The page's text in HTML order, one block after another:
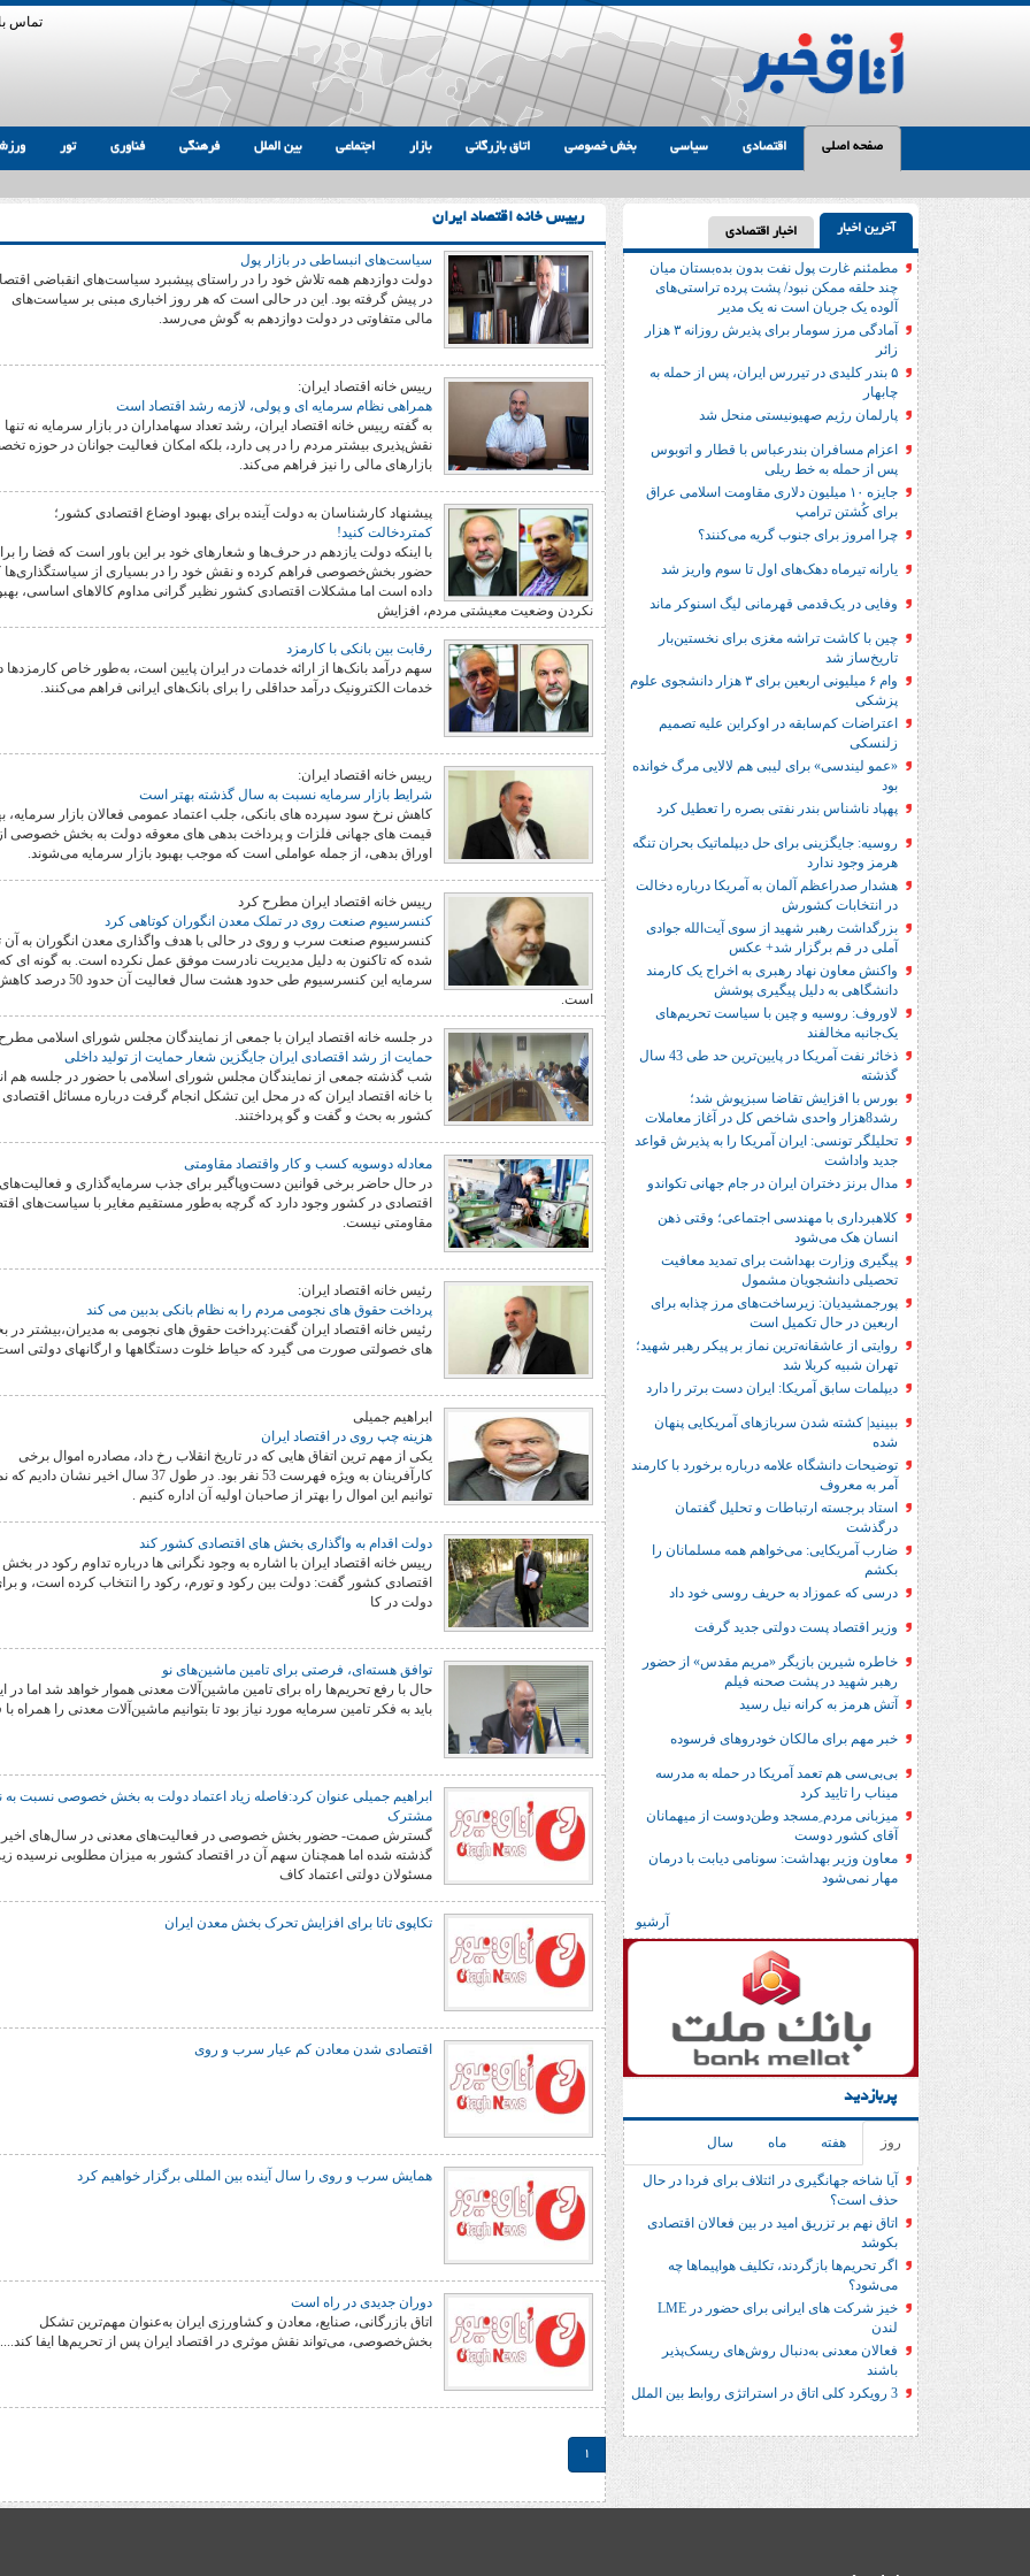
تماس
صفحه اصلی اقتصادی سیاسی بخش خصوصی اتاق بازرگانی بازار اجتماعی بین الملل فرهنگی فناوری تور
آخرین اخبار اخبار اقتصادی
مطمئنم غارت پول نفت بدون بده‌بستان میان
چند حلقه ممکن نبود/ پشت پرده تراستی‌‌های
آلوده یک جریان است نه یک مدیر
آمادگی مرز سومار برای پذیرش روزانه ۳ هزار
زائر
۵ بندر کلیدی در تیررس ایران، پس از حمله به
چابهار
پارلمان رژیم صهیونیستی منحل شد
اعزام مسافران بندرعباس با قطار و اتوبوس
پس از حمله به خط ریلی
جایزه ۱۰ میلیون دلاری مقاومت اسلامی عراق
برای کُشتن ترامپ
چرا امروز برای جنوب گریه می‌کنند؟
یارانه تیرماه دهک‌های اول تا سوم واریز شد
وفایی در یک‎‌قدمی قهرمانی لیگ اسنوکر ماند
چین با کاشت تراشه مغزی برای نخستین‌بار
تاریخ‌ساز شد
وام ۶ میلیونی اربعین برای ۳ هزار دانشجوی علوم
پزشکی
اعتراضات کم‌سابقه در اوکراین علیه تصمیم
زلنسکی
«عمو لیندسی» برای لیبی هم لالایی مرگ خوانده
بود
پهپاد ناشناس بندر نفتی بصره را تعطیل کرد
روسیه: جایگزینی برای حل‌ دیپلماتیک بحران تنگه
هرمز وجود ندارد
هشدار صدراعظم آلمان به آمریکا درباره دخالت
در انتخابات کشورش
بزرگداشت رهبر شهید از سوی آیت‌الله جوادی
آملی در قم برگزار شد+ عکس
واکنش معاون نهاد رهبری به اخراج یک کارمند
دانشگاهی به دلیل پیگیری پوشش
لاوروف: روسیه و چین با سیاست تحریم‌های
یک‌جانبه مخالفند
ذخائر نفت آمریکا در پایین‌ترین حد طی 43 سال
گذشته
بورس با افزایش تقاضا سبزپوش شد؛
رشد8هزار واحدی شاخص کل در آغاز معاملات
تحلیلگر تونسی: ایران آمریکا را به پذیرش قواعد
جدید واداشت
مدال برنز دختران ایران در جام جهانی تکواندو
کلاهبرداری با مهندسی اجتماعی؛ وقتی ذهن
انسان هک می‌شود
پیگیری وزارت بهداشت برای تمدید معافیت
تحصیلی دانشجویان مشمول
پورجمشیدیان: زیرساخت‌های مرز چذابه برای
اربعین در حال تکمیل است
روایتی از عاشقانه‌ترین نماز بر پیکر رهبر شهید؛‌
تهران‌ شبیه کربلا شد
دیپلمات سابق آمریکا: ایران دست برتر را دارد
ببینید| کشته شدن سربازهای آمریکایی پنهان
شده
توضیحات دانشگاه علامه درباره برخورد با کارمند
آمر به معروف
استاد برجسته ارتباطات و تحلیل گفتمان
درگذشت
ضارب آمریکایی: می‌خواهم همه مسلمانان را
بکشم
درسی که عموزاد به حریف روسی خود داد
وزیر اقتصاد پست دولتی جدید گرفت
خاطره شیرین بازیگر «مریم مقدس» از حضور
رهبر شهید در پشت صحنه فیلم
آتش هرمز به کرانه نیل رسید
خبر مهم برای مالکان خودروهای فرسوده
بی‌بی‌سی هم تعمد آمریکا در حمله به مدرسه
میناب را تایید کرد
میزبانی مردم ِمسجد وطن‌دوست از میهمانان
آقای کشور دوست
معاون وزیر بهداشت: سونامی دیابت با درمان
مهار نمی‌شود
آرشیو
پربازدید
روز هفته ماه سال
آیا شاخه جهانگیری در ائتلاف برای فردا در حال
حذف است؟
اتاق نهم بر تزریق امید در بین فعالان اقتصادی
بکوشد
اگر تحریم‌ها بازگردند، تکلیف هواپیماها چه
می‌شود؟
خیز شرکت های ایرانی برای حضور در LME
لندن
فعالان معدنی به‌دنبال روش‌های ریسک‌پذیر
باشند
3 رویکرد کلی اتاق در استراتژی روابط بین الملل
رییس خانه اقتصاد ایران
سیاست‌های انبساطی در بازار پول
دولت دوازدهم همه تلاش خود را در راستای پیشبرد سیاست‌های انقباضی
در پیش گرفته بود. این در حالی است که هر روز اخباری مبنی بر سیاست‌های
مالی متفاوتی در دولت دوازدهم به گوش می‌رسد.
رییس خانه اقتصاد ایران:
همراهی نظام سرمایه ای و پولی، لازمه رشد اقتصاد است
به گفته رییس خانه اقتصاد ایران، رشد تعداد سهامداران در بازار سرمایه نه تنها
نقش‌پذیری بیشتر مردم را در پی دارد، بلکه امکان فعالیت جوانان در حوزه
بازارهای مالی را نیز فراهم می‌کند.
پیشنهاد کارشناسان به دولت آینده برای بهبود اوضاع اقتصادی کشور؛
کمتردخالت کنید!
با اینکه دولت یازدهم در حرف‌ها و شعارهای خود بر این باور است که فضا را
حضور بخش‌خصوصی فراهم کرده و نقش خود را در بسیاری از
داده است اما مشکلات اقتصادی کشور نظیر گرانی مداوم کالاهای اساسی،
نکردن وضعیت معیشتی مردم، افزایش
رقابت بین بانکی با کارمزد
سهم درآمد بانک‌ها از ارائه خدمات در ایران پایین است، به‌طور خاص کارمزدها
خدمات الکترونیک درآمد حداقلی را برای بانک‌های ایرانی فراهم می‌کنند.
رییس خانه اقتصاد ایران:
شرایط بازار سرمایه نسبت به سال گذشته بهتر است
کاهش نرخ سود سپرده های بانکی، جلب اعتماد عمومی فعالان بازار سرمایه،
قیمت های جهانی فلزات و پرداخت بدهی های معوقه دولت به بخش خصوصی
اوراق بدهی، از جمله عواملی است که موجب بهبود بازار سرمایه می‌شوند.
رییس خانه اقتصاد ایران مطرح کرد
کنسرسیوم صنعت روی در تملک معدن انگوران کوتاهی کرد
کنسرسیوم صنعت سرب و روی در حالی با هدف واگذاری معدن انگوران به
شده که تاکنون به دلیل مدیریت نادرست موفق عمل نکرده است. به گونه ای که
سرمایه این کنسرسیوم طی حدود هشت سال فعالیت
است.
در جلسه خانه اقتصاد ایران با جمعی از نمایندگان مجلس شورای اسلامی
حمایت از رشد اقتصادی ایران جایگزین شعار حمایت از تولید داخلی
شب گذشته جمعی از نمایندگان مجلس شورای اسلامی با حضور در جلسه هم
با خانه اقتصاد ایران که در محل این تشکل انجام گرفت درباره مسائل اقتصادی
کشور به بحث و گفت و گو پرداختند.
معادله دوسویه کسب و کار واقتصاد مقاومتی
در حال حاضر برخی قوانین دست‌وپاگیر برای جذب سرمایه‌گذاری و فعالیت‌های
اقتصادی در کشور وجود دارد که گرچه به‌طور مستقیم مغایر با سیاست‌های
مقاومتی نیست.
رئیس خانه اقتصاد ایران:
پرداخت حقوق های نجومی مردم را به نظام بانکی بدبین می کند
رئیس خانه اقتصاد ایران گفت:پرداخت حقوق های نجومی به مدیران،بیشتر
های خصولتی صورت می گیرد که حیاط خلوت دستگاهها و ارگانهای دولتی
ابراهیم جمیلی
هزینه چپ روی در اقتصاد ایران
یکی از مهم ترین اتفاق هایی که در تاریخ انقلاب رخ داد، مصادره اموال برخی
کارآفرینان به ویژه فهرست 53 نفر بود. در طول 37 سال اخیر نشان
توانیم این اموال را بهتر از صاحبان اولیه آن اداره کنیم .
دولت اقدام به واگذاری بخش های اقتصادی کشور کند
رییس خانه اقتصاد ایران با اشاره به وجود نگرانی ها درباره تداوم رکود در
اقتصادی کشور گفت: دولت بین رکود و تورم، رکود را انتخاب کرده است، و
دولت در کا
توافق هسته‌ای، فرصتی برای تامین ماشین‌های نو
حال با رفع تحریم‌ها راه برای تامین ماشین‌آلات معدنی هموار خواهد شد اما در
باید به فکر تامین سرمایه مورد نیاز بود تا بتوانیم ماشین‌آلات معدنی را همراه
ابراهیم جمیلی عنوان کرد:فاصله زیاد اعتماد دولت به بخش خصوصی نسبت به
مشترک
گسترش صمت- حضور بخش خصوصی در فعالیت‌های معدنی در سال‌های اخیر
گذشته شده اما همچنان سهم آن در اقتصاد کشور به میزان مطلوبی نرسیده
مسئولان دولتی اعتماد کاف
تکاپوی تاتا برای افزایش تحرک بخش معدن ایران
اقتصادی شدن معادن کم عیار سرب و روی
همایش سرب و روی را سال آینده بین المللی برگزار خواهیم کرد
دوران جدیدی در راه است
اتاق بازرگانی، صنایع، معادن و کشاورزی ایران به‌عنوان مهم‌ترین تشکل
بخش‌خصوصی، می‌تواند نقش موثری در اقتصاد ایران پس از تحریم‌ها ایفا کند....
1
هفت باغ مهربانی
رهبر شهید
خامنه ای